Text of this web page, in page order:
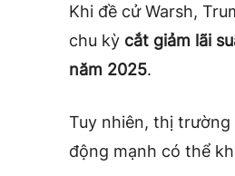
Khi đề cử Warsh,
chu kỳ cắt giảm lãi
năm 2025.
Tuy nhiên, thị
động mạnh có thể